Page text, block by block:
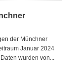
der Münchner
Januar 2024
wurden von...